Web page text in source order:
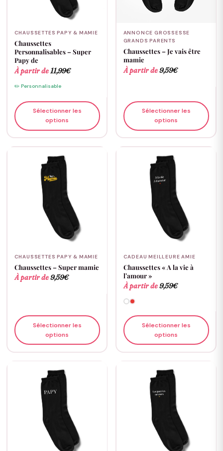
CHAUSSETTES PAPY & MAMIE
Chaussettes
Personnalisables – Super
Papy de
À partir de 11,99€
✏️ Personnalisable
Sélectionner les
options
ANNONCE GROSSESSE
GRANDS PARENTS
Chaussettes – Je vais être
mamie
À partir de9,59€
Sélectionner les
options
CHAUSSETTES PAPY & MAMIE
Chaussettes – Super mamie
À partir de9,59€
Sélectionner les
options
CADEAU MEILLEURE AMIE
Chaussettes « A la vie à
l’amour »
À partir de9,59€
Sélectionner les
options